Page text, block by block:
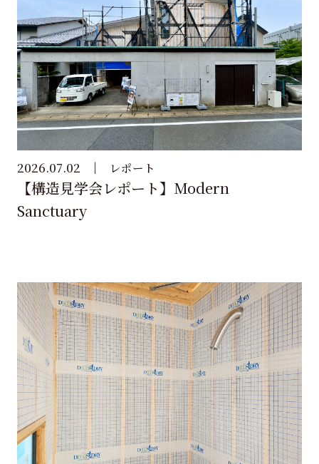
2026.07.02 レポート
【構造見学会レポート】Modern
Sanctuary